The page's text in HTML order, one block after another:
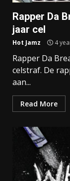
Rapper Da
jaar cel
Hot Jamz 4
Rapper Da
celstraf. De
aan...
Read More